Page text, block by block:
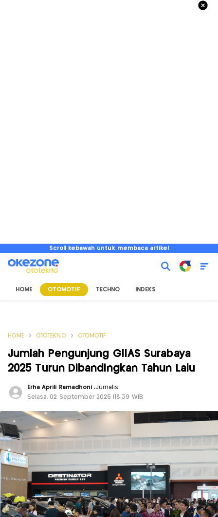
Scroll kebawah untuk membaca artikel
HOME OTOMOTIF TECHNO INDEKS
HOME OTOTEKNO OTOMOTIF
Jumlah Pengunjung GIIAS Surabaya
2025 Turun Dibandingkan Tahun Lalu
Erha Aprili Ramadhoni,Jurnalis
Selasa, 02 September 2025 |18:39 WIB